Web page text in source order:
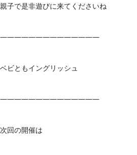
親子で是非遊びに来てくださいね
——————————————
ベビともイングリッシュ
——————————————
次回の開催は